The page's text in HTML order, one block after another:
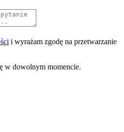
i wyrażam zgodę na przetwarzanie
w dowolnym momencie.